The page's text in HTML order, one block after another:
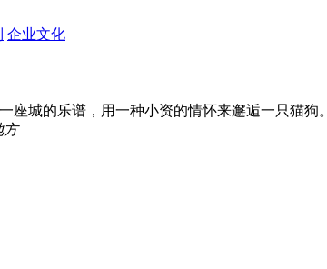
企业文化
城的乐谱，用一种小资的情怀来邂逅一只猫狗。
方